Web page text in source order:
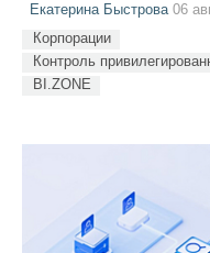
Екатерина Быстрова 06
Корпорации
Контроль
BI.ZONE